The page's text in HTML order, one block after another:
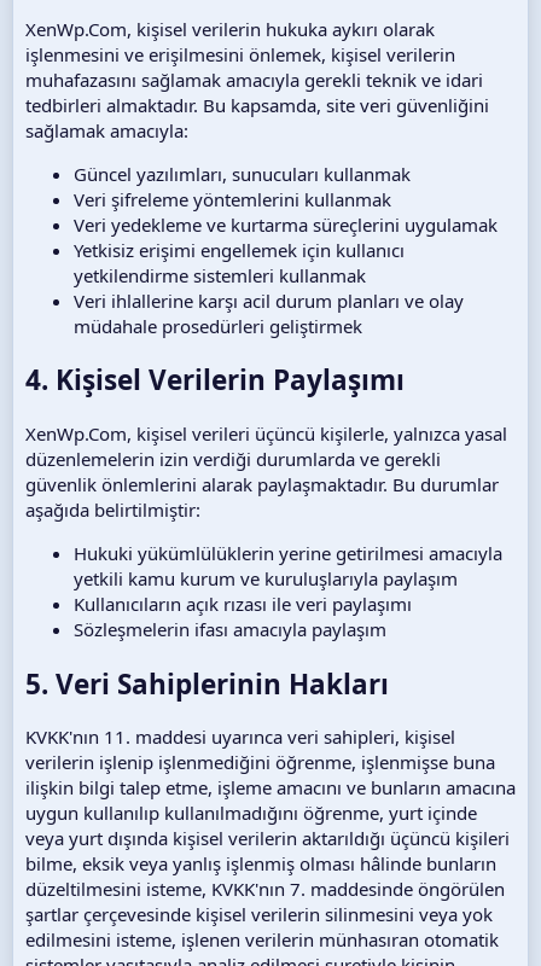
XenWp.Com, kişisel verilerin hukuka aykırı olarak
işlenmesini ve erişilmesini önlemek, kişisel verilerin
muhafazasını sağlamak amacıyla gerekli teknik ve idari
tedbirleri almaktadır. Bu kapsamda, site veri güvenliğini
sağlamak amacıyla:
Güncel yazılımları, sunucuları kullanmak
Veri şifreleme yöntemlerini kullanmak
Veri yedekleme ve kurtarma süreçlerini uygulamak
Yetkisiz erişimi engellemek için kullanıcı
yetkilendirme sistemleri kullanmak
Veri ihlallerine karşı acil durum planları ve olay
müdahale prosedürleri geliştirmek
4. Kişisel Verilerin Paylaşımı
XenWp.Com, kişisel verileri üçüncü kişilerle, yalnızca yasal
düzenlemelerin izin verdiği durumlarda ve gerekli
güvenlik önlemlerini alarak paylaşmaktadır. Bu durumlar
aşağıda belirtilmiştir:
Hukuki yükümlülüklerin yerine getirilmesi amacıyla
yetkili kamu kurum ve kuruluşlarıyla paylaşım
Kullanıcıların açık rızası ile veri paylaşımı
Sözleşmelerin ifası amacıyla paylaşım
5. Veri Sahiplerinin Hakları
KVKK'nın 11. maddesi uyarınca veri sahipleri, kişisel
verilerin işlenip işlenmediğini öğrenme, işlenmişse buna
ilişkin bilgi talep etme, işleme amacını ve bunların amacına
uygun kullanılıp kullanılmadığını öğrenme, yurt içinde
veya yurt dışında kişisel verilerin aktarıldığı üçüncü kişileri
bilme, eksik veya yanlış işlenmiş olması hâlinde bunların
düzeltilmesini isteme, KVKK'nın 7. maddesinde öngörülen
şartlar çerçevesinde kişisel verilerin silinmesini veya yok
edilmesini isteme, işlenen verilerin münhasıran otomatik